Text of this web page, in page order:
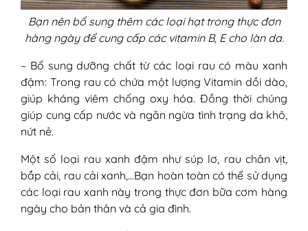
Bạn nên bổ sung thêm các loại hạt trong thực đơn
hàng ngày để cung cấp các vitamin B, E cho làn da.
– Bổ sung dưỡng chất từ các loại rau có màu xanh
đậm: Trong rau có chứa một lượng Vitamin dồi dào,
giúp kháng viêm chống oxy hóa. Đồng thời chúng
giúp cung cấp nước và ngăn ngừa tình trạng da khô,
nứt nẻ.
Một số loại rau xanh đậm như súp lơ, rau chân vịt,
bắp cải, rau cải xanh,…Bạn hoàn toàn có thể sử dụng
các loại rau xanh này trong thực đơn bữa cơm hàng
ngày cho bản thân và cả gia đình.